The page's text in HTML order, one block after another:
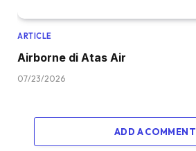
ARTICLE
Airborne di Atas Air
07/23/2026
ADD A COMMENT